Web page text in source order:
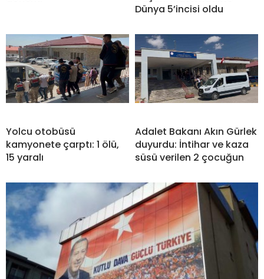
Dünya 5’incisi oldu
Yolcu otobüsü
kamyonete çarptı: 1 ölü,
15 yaralı
Adalet Bakanı Akın Gürlek
duyurdu: İntihar ve kaza
süsü verilen 2 çocuğun